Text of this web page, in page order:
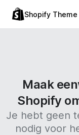
Shopify
Maak
Shopify
Je hebt geen
nodig voor